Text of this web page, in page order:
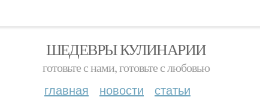
ШЕДЕВРЫ КУЛИНАРИИ
готовьте с нами, готовьте с любовью
главная новости статьи